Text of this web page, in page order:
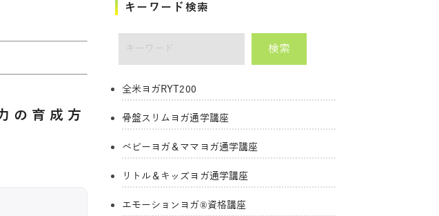
の育成方
キーワード検索
検索
全米ヨガRYT200
骨盤スリムヨガ通学講座
ベビーヨガ＆ママヨガ通学講座
リトル＆キッズヨガ通学講座
エモーションヨガ®資格講座